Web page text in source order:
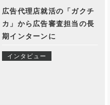
広告代理店就活の「ガクチ
カ」から広告審査担当の長
期インターンに
インタビュー